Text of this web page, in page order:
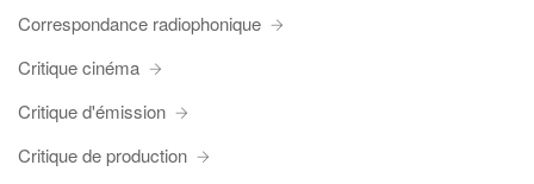
Correspondance radiophonique
Critique cinéma
Critique d'émission
Critique de production